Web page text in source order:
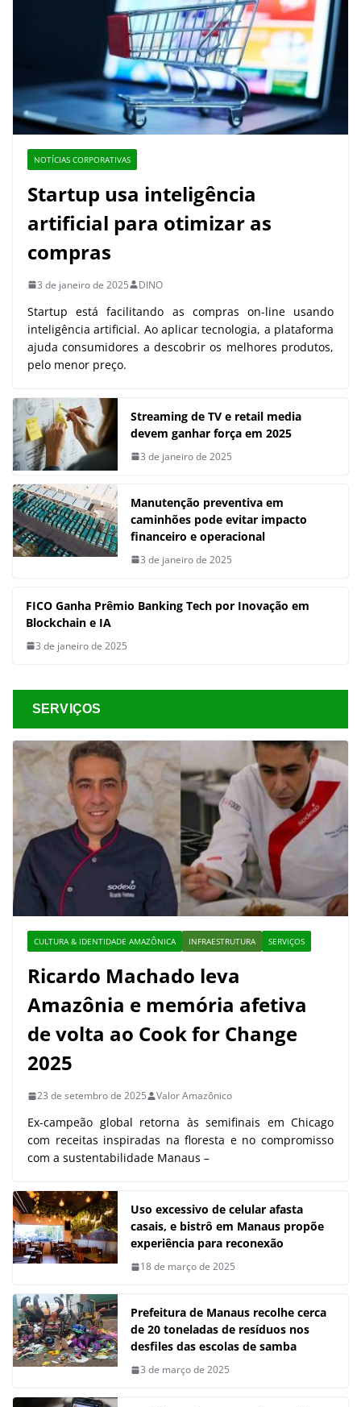
NOTÍCIAS CORPORATIVAS
Startup usa inteligência
artificial para otimizar as
compras
3 de janeiro de 2025 DINO
Startup está facilitando as compras on-line usando
inteligência artificial. Ao aplicar tecnologia, a plataforma
ajuda consumidores a descobrir os melhores produtos,
pelo menor preço.
Streaming de TV e retail media
devem ganhar força em 2025
3 de janeiro de 2025
Manutenção preventiva em
caminhões pode evitar impacto
financeiro e operacional
3 de janeiro de 2025
FICO Ganha Prêmio Banking Tech por Inovação em
Blockchain e IA
3 de janeiro de 2025
SERVIÇOS
CULTURA & IDENTIDADE AMAZÔNICA INFRAESTRUTURA SERVIÇOS
Ricardo Machado leva
Amazônia e memória afetiva
de volta ao Cook for Change
2025
23 de setembro de 2025 Valor Amazônico
Ex-campeão global retorna às semifinais em Chicago
com receitas inspiradas na floresta e no compromisso
com a sustentabilidade Manaus –
Uso excessivo de celular afasta
casais, e bistrô em Manaus propõe
experiência para reconexão
18 de março de 2025
Prefeitura de Manaus recolhe cerca
de 20 toneladas de resíduos nos
desfiles das escolas de samba
3 de março de 2025